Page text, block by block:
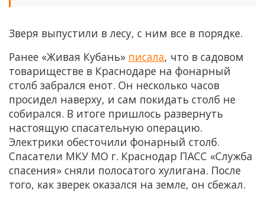
Зверя выпустили в лесу, с ним все в порядке.
Ранее «Живая Кубань» писала, что в садовом
товариществе в Краснодаре на фонарный
столб забрался енот. Он несколько часов
просидел наверху, и сам покидать столб не
собирался. В итоге пришлось развернуть
настоящую спасательную операцию.
Электрики обесточили фонарный столб.
Спасатели МКУ МО г. Краснодар ПАСС «Служба
спасения» сняли полосатого хулигана. После
того, как зверек оказался на земле, он сбежал.